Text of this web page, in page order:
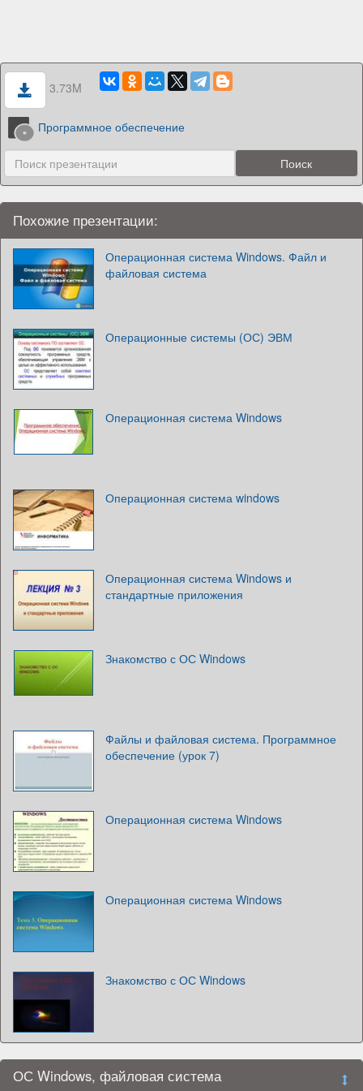
3.73M
Программное обеспечение
Похожие презентации:
Операционная система Windows. Файл и
файловая система
Операционные системы (ОС) ЭВМ
Операционная система Windows
Операционная система windows
Операционная система Windows и
стандартные приложения
Знакомство с ОС Windows
Файлы и файловая система. Программное
обеспечение (урок 7)
Операционная система Windows
Операционная система Windows
Знакомство с ОС Windows
ОС Windows, файловая система